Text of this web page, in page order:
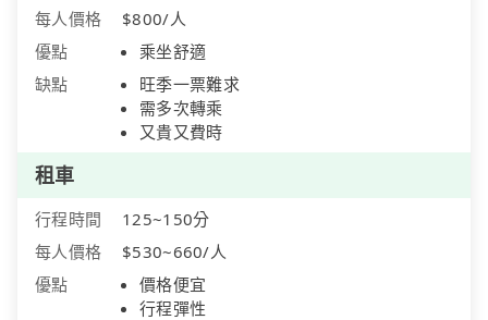
每人價格
$800/人
優點
乘坐舒適
缺點
旺季一票難求
需多次轉乘
又貴又費時
租車
行程時間
125~150分
每人價格
$530~660/人
優點
價格便宜
行程彈性